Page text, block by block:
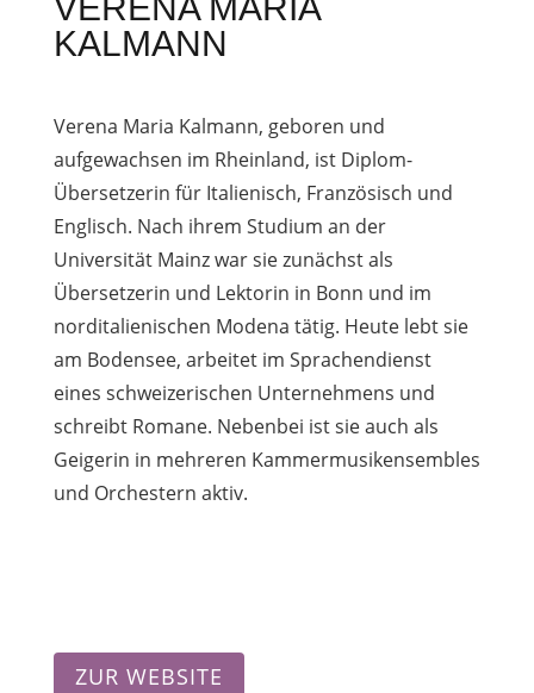
KALMANN
Verena Maria Kalmann, geboren und
aufgewachsen im Rheinland, ist Diplom-
Übersetzerin für Italienisch, Französisch und
Englisch. Nach ihrem Studium an der
Universität Mainz war sie zunächst als
Übersetzerin und Lektorin in Bonn und im
norditalienischen Modena tätig. Heute lebt sie
am Bodensee, arbeitet im Sprachendienst
eines schweizerischen Unternehmens und
schreibt Romane. Nebenbei ist sie auch als
Geigerin in mehreren Kammermusikensembles
und Orchestern aktiv.
ZUR WEBSITE